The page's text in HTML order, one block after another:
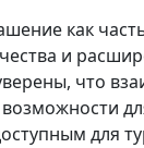
как
и
что
для